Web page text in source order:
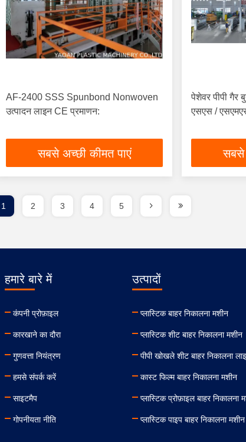
AF-2400 SSS Spunbond Nonwoven
उत्पादन लाइन CE प्रमाणन:
सबसे अच्छी कीमत पाएं
पेशेवर पीपी गैर
एसएस /
सबसे
1 2 3 4 5
हमारे बारे में
कंपनी प्रोफ़ाइल
कारखाने का दौरा
गुणवत्ता नियंत्रण
हमसे संपर्क करें
साइटमैप
गोपनीयता नीति
उत्पादों
प्लास्टिक बाहर निकालना मशीन
प्लास्टिक शीट बाहर निकालना मशीन
पीपी खोखले शीट बाहर निकालना
कास्ट फिल्म बाहर निकालना मशीन
प्लास्टिक प्रोफ़ाइल बाहर निकालना
प्लास्टिक पाइप बाहर निकालना मशीन